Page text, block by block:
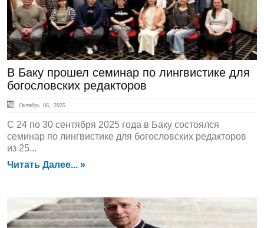
В Баку прошел семинар по лингвистике для
богословских редакторов
Октябрь 06, 2025
С 24 по 30 сентября 2025 года в Баку состоялся
семинар по лингвистике для богословских редакторов
из 25...
Читать Далее... »
ЛЕНТА НОВОСТЕЙ